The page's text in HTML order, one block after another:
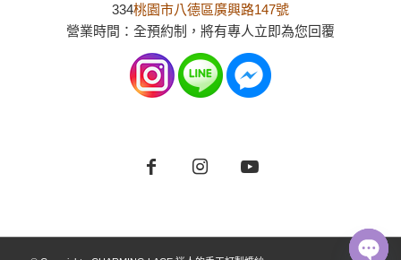
334桃園市八德區廣興路147號
營業時間：全預約制，將有專人立即為您回覆